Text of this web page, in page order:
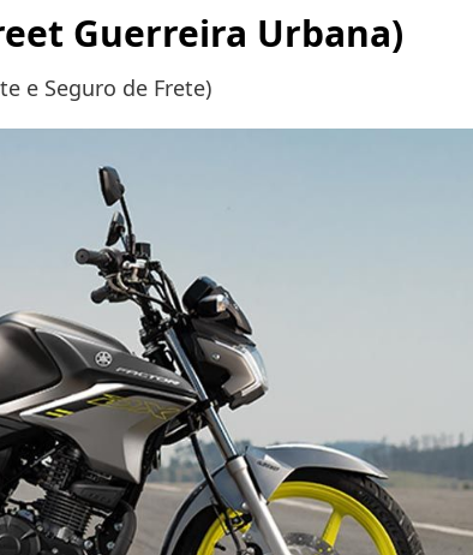
Guerreira Urbana)
e Seguro de Frete)